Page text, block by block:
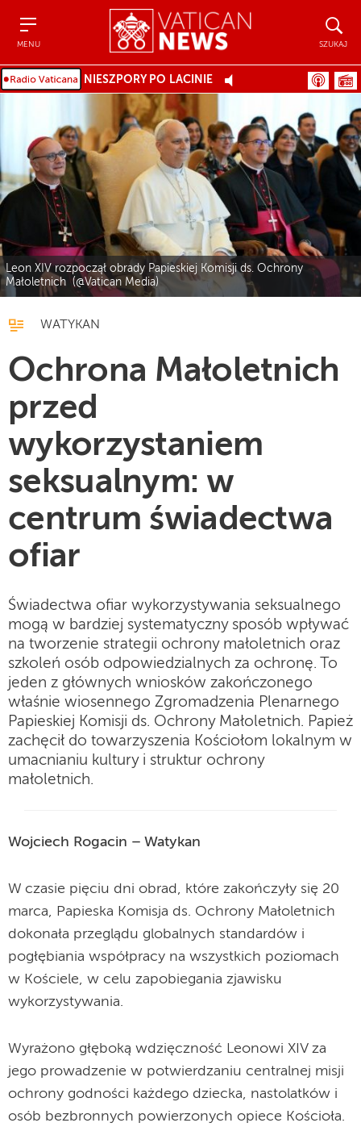
MENU SZUKAJ
NIESZPORY PO LACINIE
Leon XIV rozpoczął obrady Papieskiej Komisji ds. Ochrony
Małoletnich (@Vatican Media)
WATYKAN
Ochrona Małoletnich
przed
wykorzystaniem
seksualnym: w
centrum świadectwa
ofiar
Świadectwa ofiar wykorzystywania seksualnego
mogą w bardziej systematyczny sposób wpływać
na tworzenie strategii ochrony małoletnich oraz
szkoleń osób odpowiedzialnych za ochronę. To
jeden z głównych wniosków zakończonego
właśnie wiosennego Zgromadzenia Plenarnego
Papieskiej Komisji ds. Ochrony Małoletnich. Papież
zachęcił do towarzyszenia Kościołom lokalnym w
umacnianiu kultury i struktur ochrony
małoletnich.
Wojciech Rogacin – Watykan
W czasie pięciu dni obrad, które zakończyły się 20
marca, Papieska Komisja ds. Ochrony Małoletnich
dokonała przeglądu globalnych standardów i
pogłębiania współpracy na wszystkich poziomach
w Kościele, w celu zapobiegania zjawisku
wykorzystywania.
Wyrażono głęboką wdzięczność Leonowi XIV za
jego prowadzenie w potwierdzaniu centralnej misji
ochrony godności każdego dziecka, nastolatków i
osób bezbronnych powierzonych opiece Kościoła.